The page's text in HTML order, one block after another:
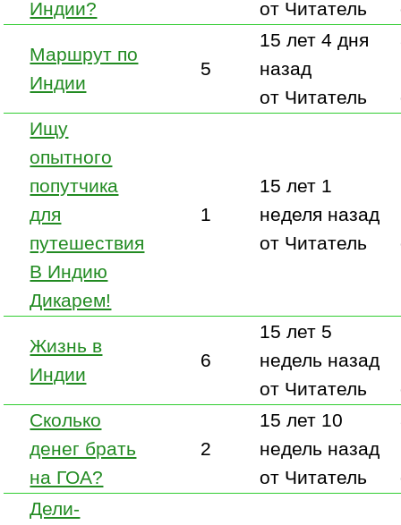
Индии? от Читатель
Маршрут по
Индии
5
15 лет 4 дня
назад
от Читатель
Ищу
опытного
попутчика
для
путешествия
В Индию
Дикарем!
1
15 лет 1
неделя назад
от Читатель
Жизнь в
Индии
6
15 лет 5
недель назад
от Читатель
Сколько
денег брать
на ГОА?
2
15 лет 10
недель назад
от Читатель
Дели-